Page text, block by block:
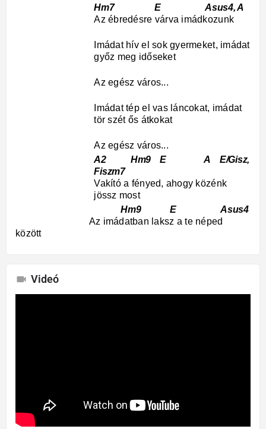
Hm7 E Asus4, A
Az ébredésre várva imádkozunk
Imádat hív el sok gyermeket, imádat
győz meg időseket
Az egész város...
Imádat tép el vas láncokat, imádat
tör szét ős átkokat
Az egész város...
A2 Hm9 E A E/Gisz,
Fiszm7
Vakító a fényed, ahogy közénk
jössz most
Hm9 E Asus4
Az imádatban laksz a te néped
között
Videó